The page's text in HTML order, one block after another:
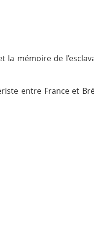
mémoire de
entre France et